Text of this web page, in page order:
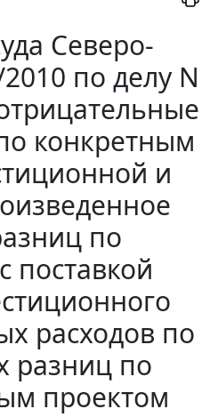
Северо-
по делу N
конкретным
и
по
поставкой
расходов по
разниц по
проектом